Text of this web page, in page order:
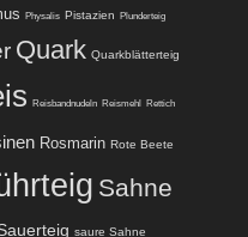
Physalis Pistazien Plunderteig
Quark Quarkblätterteig
Reisbandnudeln Reismehl Rettich
Rosmarin Rote Beete
Sahne
saure Sahne